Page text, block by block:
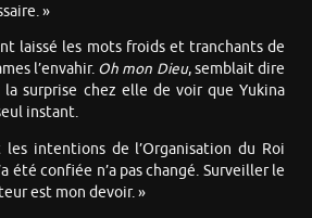
»
laissé les mots froids et tranchants de
l’envahir. Oh mon Dieu, semblait dire
surprise chez elle de voir que Yukina
instant.
intentions de l’Organisation du Roi
été confiée n’a pas changé. Surveiller le
est mon devoir. »